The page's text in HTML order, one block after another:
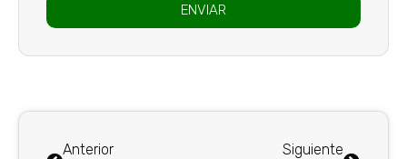
ENVIAR
Anterior Siguiente